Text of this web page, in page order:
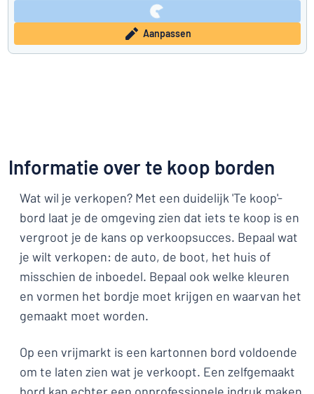
Aanpassen
Informatie over te koop borden
Wat wil je verkopen? Met een duidelijk 'Te koop'-
bord laat je de omgeving zien dat iets te koop is en
vergroot je de kans op verkoopsucces. Bepaal wat
je wilt verkopen: de auto, de boot, het huis of
misschien de inboedel. Bepaal ook welke kleuren
en vormen het bordje moet krijgen en waarvan het
gemaakt moet worden.
Op een vrijmarkt is een kartonnen bord voldoende
om te laten zien wat je verkoopt. Een zelfgemaakt